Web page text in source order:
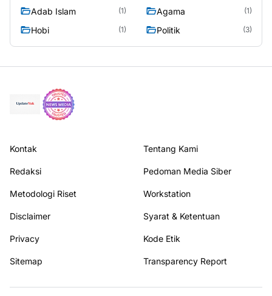
Adab Islam (1) Agama (1)
Hobi (1) Politik (3)
Kontak Tentang Kami
Redaksi Pedoman Media Siber
Metodologi Riset Workstation
Disclaimer Syarat & Ketentuan
Privacy Kode Etik
Sitemap Transparency Report